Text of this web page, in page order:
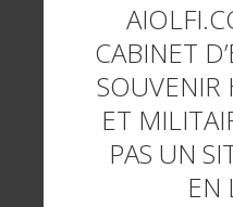
CABINET
SOUVENIR
ET
PAS UN
EN